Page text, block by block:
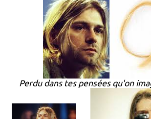
Perdu dans tes pensées qu'on